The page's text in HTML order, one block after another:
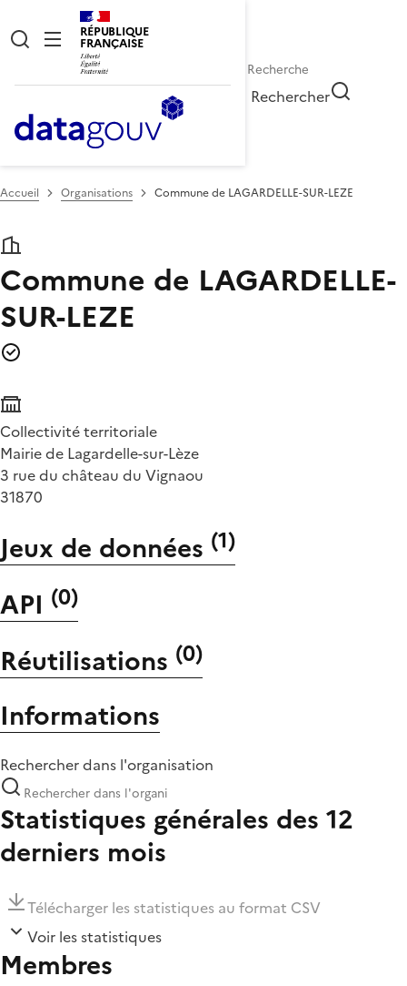
RÉPUBLIQUE
FRANÇAISE
Rechercher
Accueil Organisations Commune de LAGARDELLE-SUR-LEZE
Commune de LAGARDELLE-
SUR-LEZE
Collectivité territoriale
Mairie de Lagardelle-sur-Lèze
3 rue du château du Vignaou
31870
Jeux de données (1)
API (0)
Réutilisations (0)
Informations
Rechercher dans l'organisation
Statistiques générales des 12
derniers mois
Télécharger les statistiques au format CSV
Voir les statistiques
Membres